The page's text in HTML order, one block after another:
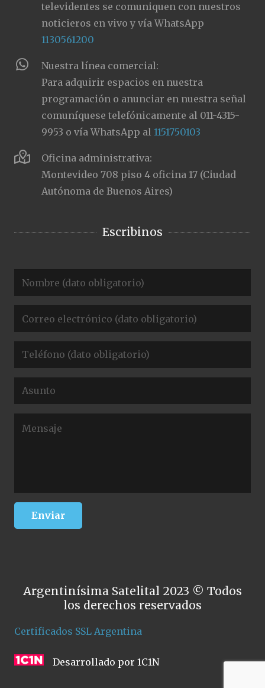
televidentes se comuniquen con nuestros
noticieros en vivo y vía WhatsApp
1130561200
Nuestra línea comercial:
Para adquirir espacios en nuestra
programación o anunciar en nuestra señal
comuníquese telefónicamente al 011-4315-
9953 o vía WhatsApp al1151750103
Oficina administrativa:
Montevideo 708 piso 4 oficina 17 (Ciudad
Autónoma de Buenos Aires)
Escribinos
Argentinísima Satelital 2023 © Todos
los derechos reservados
Certificados SSL Argentina
Desarrollado por 1C1N